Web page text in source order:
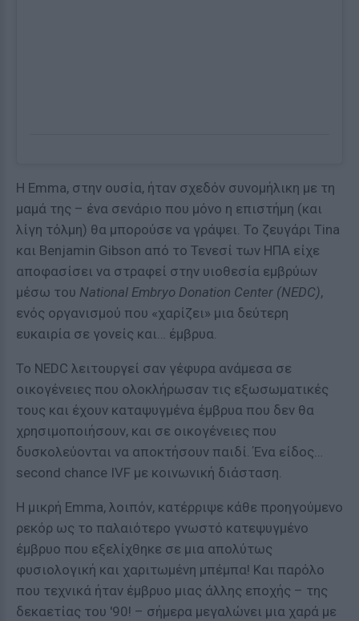
Η Emma, στην ουσία, ήταν σχεδόν συνομήλικη με τη
μαμά της – ένα σενάριο που μόνο η επιστήμη (και
λίγη τόλμη) θα μπορούσε να γράψει. Το ζευγάρι Tina
και Benjamin Gibson από το Τενεσί των ΗΠΑ είχε
αποφασίσει να στραφεί στην υιοθεσία εμβρύων
μέσω του National Embryo Donation Center (NEDC),
ενός οργανισμού που «χαρίζει» μια δεύτερη
ευκαιρία σε γονείς και… έμβρυα.
Το NEDC λειτουργεί σαν γέφυρα ανάμεσα σε
οικογένειες που ολοκλήρωσαν τις εξωσωματικές
τους και έχουν καταψυγμένα έμβρυα που δεν θα
χρησιμοποιήσουν, και σε οικογένειες που
δυσκολεύονται να αποκτήσουν παιδί. Ένα είδος…
second chance IVF με κοινωνική διάσταση.
Η μικρή Emma, λοιπόν, κατέρριψε κάθε προηγούμενο
ρεκόρ ως το παλαιότερο γνωστό κατεψυγμένο
έμβρυο που εξελίχθηκε σε μια απολύτως
φυσιολογική και χαριτωμένη μπέμπα! Και παρόλο
που τεχνικά ήταν έμβρυο μιας άλλης εποχής – της
δεκαετίας του '90! – σήμερα μεγαλώνει μια χαρά με